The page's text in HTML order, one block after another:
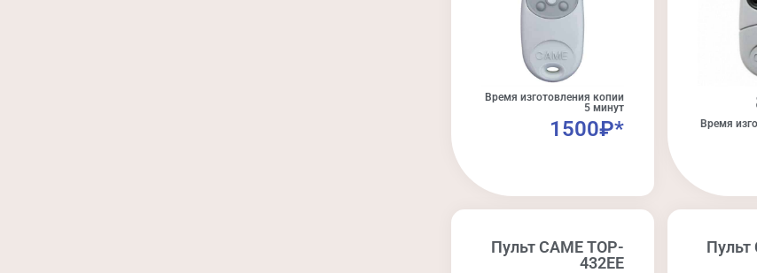
Время изготовления копии
5 минут
1500₽*
Время
Пульт CAME TOP-
432EE
Пульт